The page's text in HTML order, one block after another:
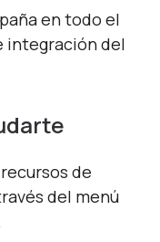
en todo el
integración del
de
del menú